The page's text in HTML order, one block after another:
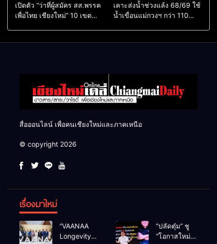
เปิดตัว “ว่าที่ผู้สมัคร สส.พรรค
เพื่อไทย เชียงใหม่” 10 เขต
เคาะส่งน้ำช่วงแล้ง 68/69 ใช้
น้ำเขื่อนแม่กวงฯ กว่า 110
สื่อออนไลน์ เพื่อคนเชียงใหม่และภาคเหนือ
© copyright 2026
เรื่องมาใหม่
“VAANAA
Longevity
“ปลัดตุ๋ม” ชู
“โอกาสใหม่”